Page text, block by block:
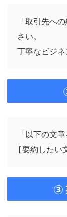
「取引先へ
さい。
丁寧なビジネ
「以下の文
[要約したい
③